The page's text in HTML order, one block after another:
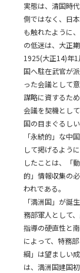
実態は、清国時
側ではなく、日
も触れたように
の低迷は、大正
1925(大正14)年
国へ駐在武官が
った会議として
謀略に資するた
会議を契機とし
国の目まぐるし
「永続的」な中
して掲げるよう
したことは、「
的」情報収集の
われである。
「満洲国」が誕
務部軍人として
指導の硬直性と
によって、特務
綱」は望ましい
は、満洲国建国